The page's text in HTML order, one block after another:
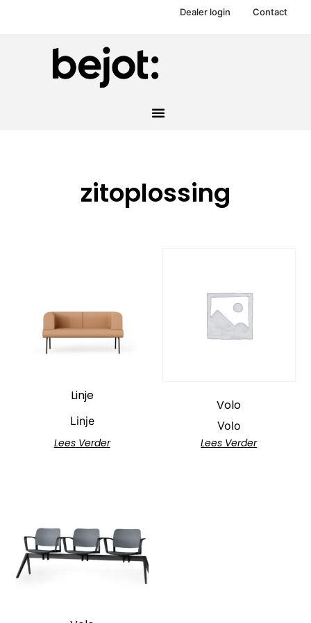
Dealer login Contact
zitoplossing
Linje
Linje
Lees Verder
Volo
Volo
Lees Verder